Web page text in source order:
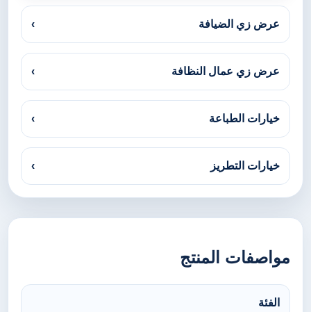
عرض زي الضيافة ›
عرض زي عمال النظافة ›
خيارات الطباعة ›
خيارات التطريز ›
مواصفات المنتج
الفئة